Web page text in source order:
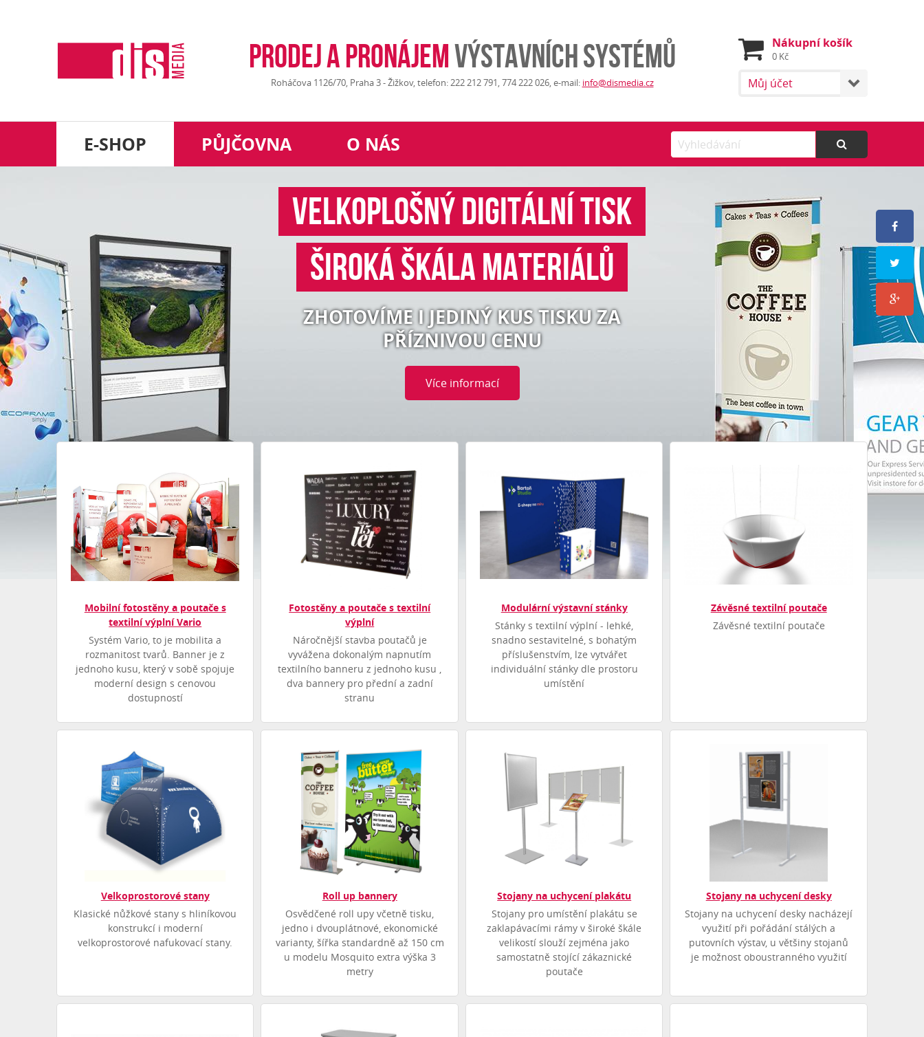
Prodej a pronájemvýstavních systémů
Roháčova 1126/70, Praha 3 - Žižkov, telefon: 222 212 791, 774 222 026, e-mail: info@dismedia.cz
Nákupní košík
0 Kč
Můj účet
E-SHOP PŮJČOVNA O NÁS
VELKOPLOŠNÝ DIGITÁLNÍ TISK
ŠIROKÁ ŠKÁLA MATERIÁLŮ
ZHOTOVÍME I JEDINÝ KUS TISKU ZA
PŘÍZNIVOU CENU
Více informací
Mobilní fotostěny a poutače s
textilní výplní Vario
Systém Vario, to je mobilita a
rozmanitost tvarů. Banner je z
jednoho kusu, který v sobě spojuje
moderní design s cenovou
dostupností
Fotostěny a poutače s textilní
výplní
Náročnější stavba poutačů je
vyvážena dokonalým napnutím
textilního banneru z jednoho kusu ,
dva bannery pro přední a zadní
stranu
Modulární výstavní stánky
Stánky s textilní výplní - lehké,
snadno sestavitelné, s bohatým
příslušenstvím, lze vytvářet
individuální stánky dle prostoru
umístění
Závěsné textilní poutače
Závěsné textilní poutače
Velkoprostorové stany
Klasické nůžkové stany s hliníkovou
konstrukcí i moderní
velkoprostorové nafukovací stany.
Roll up bannery
Osvědčené roll upy včetně tisku,
jedno i dvouplátnové, ekonomické
varianty, šířka standardně až 150 cm
u modelu Mosquito extra výška 3
metry
Stojany na uchycení plakátu
Stojany pro umístění plakátu se
zaklapávacími rámy v široké škále
velikostí slouží zejména jako
samostatně stojící zákaznické
poutače
Stojany na uchycení desky
Stojany na uchycení desky nacházejí
využití při pořádání stálých a
putovních výstav, u většiny stojanů
je možnost oboustranného využití